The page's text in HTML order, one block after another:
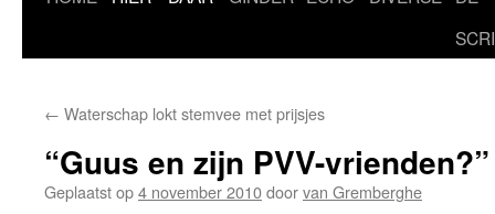
← Waterschap lokt stemvee met prijsjes
“Guus en zijn PVV-vrienden?”
Geplaatst op4 november 2010doorvan Gremberghe